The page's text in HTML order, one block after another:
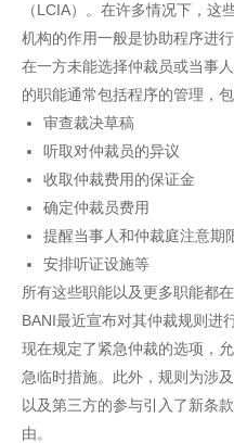
（LCIA）。在许多情况下，这
机构的作用一般是协助程序进
在一方未能选择仲裁员或当事
的职能通常包括程序的管理，包
审查裁决草稿
听取对仲裁员的异议
收取仲裁费用的保证金
确定仲裁员费用
提醒当事人和仲裁庭注意期
安排听证设施等
所有这些职能以及更多职能都
BANI最近宣布对其仲裁规则进
现在规定了紧急仲裁的选项，
急临时措施。此外，规则为涉
以及第三方的参与引入了新条
由。